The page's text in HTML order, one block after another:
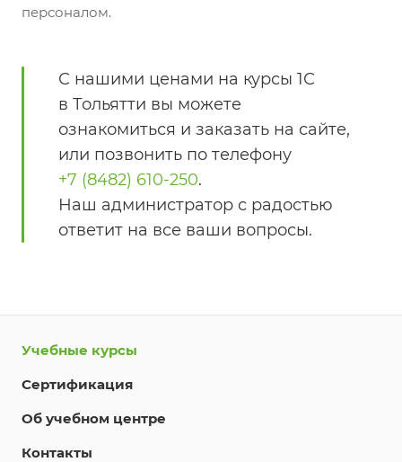
персоналом.
С нашими ценами на курсы 1С
в Тольятти вы можете
ознакомиться и заказать на сайте,
или позвонить по телефону
+7 (8482) 610-250.
Наш администратор с радостью
ответит на все ваши вопросы.
Учебные курсы
Сертификация
Об учебном центре
Контакты